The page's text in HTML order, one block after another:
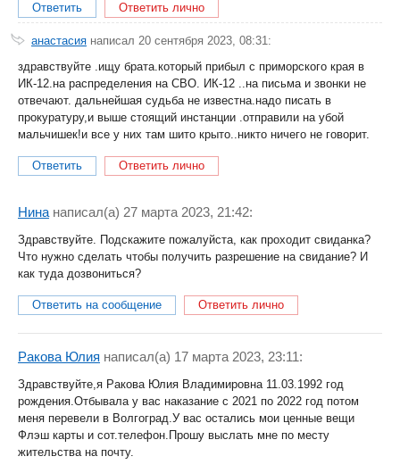
Ответить Ответить лично
анастасия написал 20 сентября 2023, 08:31:
здравствуйте .ищу брата.который прибыл с приморского края в
ИК-12.на распределения на СВО. ИК-12 ..на письма и звонки не
отвечают. дальнейшая судьба не известна.надо писать в
прокуратуру,и выше стоящий инстанции .отправили на убой
мальчишек!и все у них там шито крыто..никто ничего не говорит.
Ответить Ответить лично
Нина написал(a) 27 марта 2023, 21:42:
Здравствуйте. Подскажите пожалуйста, как проходит свиданка?
Что нужно сделать чтобы получить разрешение на свидание? И
как туда дозвониться?
Ответить на сообщение Ответить лично
Ракова Юлия написал(a) 17 марта 2023, 23:11:
Здравствуйте,я Ракова Юлия Владимировна 11.03.1992 год
рождения.Отбывала у вас наказание с 2021 по 2022 год потом
меня перевели в Волгоград.У вас остались мои ценные вещи
Флэш карты и сот.телефон.Прошу выслать мне по месту
жительства на почту.